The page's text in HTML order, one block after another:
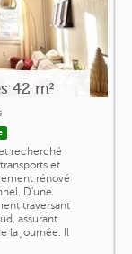
42 m²
recherché
et
rénové
D'une
traversant
assurant
la journée. Il